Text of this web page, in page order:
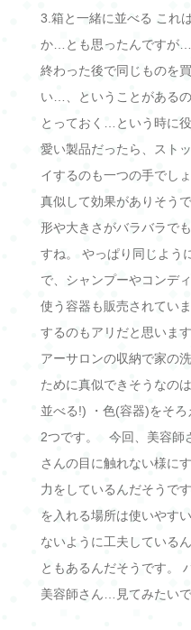
3.箱と一緒に並べる これ
か…とも思ったんですが
終わった後で同じものを
い…、ということがある
とっておく…という時に
愛い製品だったら、スト
イするのも一つの手でし
真似して効果がありそう
形や大きさがバラバラで
すね。 やっぱり同じよう
で、シャンプーやコンデ
使う容器も販売されてい
するのもアリだと思いま
アーサロンの収納で家の
ために真似できそうなの
並べる!) ・色(容器)をそ
2つです。 今回、美容師
さんの目に触れない様に
力をしているんだそうで
を入れる場所は使いやす
ないように工夫している
ともあるんだそうです。
美容師さん…見てみたい